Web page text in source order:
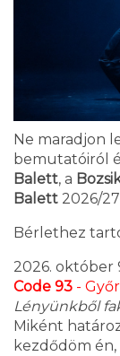
Ne maradjon
bemutatóiról
Balett, a
Balett 2026/
Bérlethez
2026. október
Code 93 -
Lényünkből
Miként
kezdődöm